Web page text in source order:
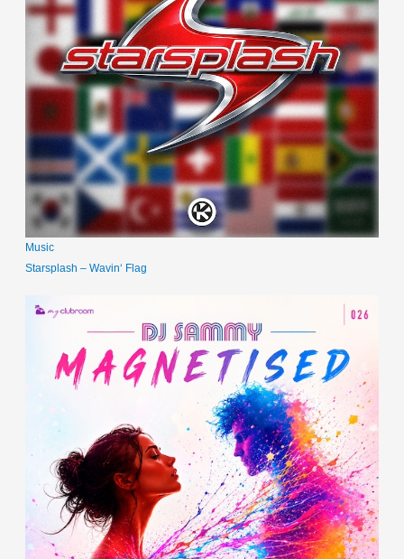
Music
Starsplash – Wavin‘ Flag